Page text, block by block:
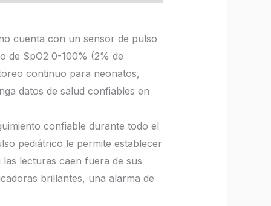
cuenta con un sensor de pulso
de SpO2 0-100% (2% de
continuo para neonatos,
datos de salud confiables en
confiable durante todo el
pediátrico le permite establecer
lecturas caen fuera de sus
brillantes, una alarma de